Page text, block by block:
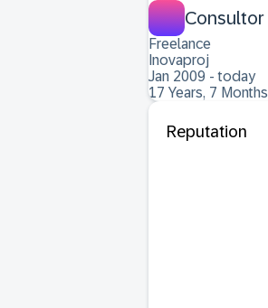
Consultor
Freelance
Inovaproj
Jan 2009 - today
17 Years, 7 Months
Reputation